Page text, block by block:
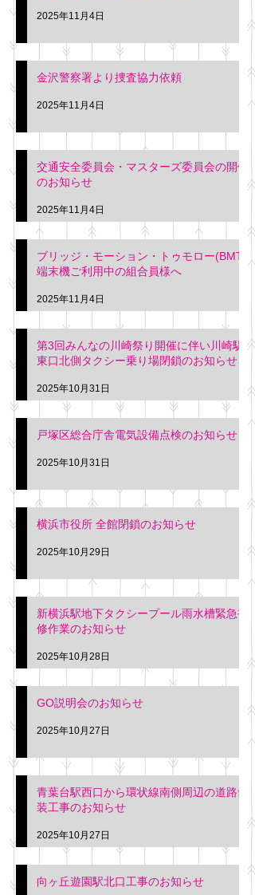
2025年11月4日
金沢警察署より捜査協力依頼
2025年11月4日
交通安全委員会・マスターズ委員会の開催
のお知らせ
2025年11月4日
ブリッジ・モーション・トゥモロー(BMT)
端末機ご利用中の組合員様へ
2025年11月4日
第3回みんなの川崎祭り開催に伴い川崎駅
東口北側タクシー乗り場閉鎖のお知らせ
2025年10月31日
戸塚区総合庁舎電気設備点検のお知らせ
2025年10月31日
横浜市役所 全館閉鎖のお知らせ
2025年10月29日
新横浜駅地下タクシープール雨水槽緊急補
修作業のお知らせ
2025年10月28日
GO説明会のお知らせ
2025年10月27日
青葉台駅西口から環状線南側周辺の道路舗
装工事のお知らせ
2025年10月27日
向ヶ丘遊園駅北口工事のお知らせ